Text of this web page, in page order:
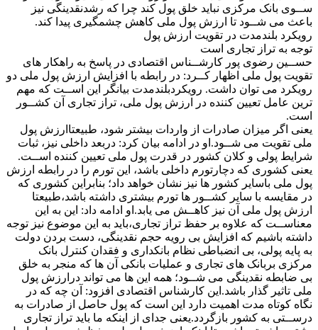
ســوی بانک مرکزی نباید خلق پول کند چرا که رشدنقدینگی نیز
باعث می شــود تا ارزش پول ملی کاهش چشمگیری پیدا کند.
رویکرد بلندمدت در تقویت ارزش پول
توجه به تراز تجاری است
حســین رضوی پور کارشــناس اقتصادی در پاسخ به راهکار های
تقویت پول ملی اظهار کــرد: در رابطه با افزایش ارزش پول ملی دو
رویکرد می توان داشت. رویکردبلندمدت بیانگر این اســت که مهم
ترین عامل تعیین کننده در ارزش پول ملی، تراز تجاری آن کشــور
است.
یعنی اگر میزان صادرات از واردات بیشتر شود، طبیعتاارزش پول
ملی تقویت می شــود.او در ادامه بیان کرد: دربعد داخلی نیز، ثبات
شرایط پولی و کلان کشور در قدرت پول ملی تعیین کننده اســت.
یعنی کشوری که دچارتورم داخلی باشد، این تورم را در رابطه ارزش
پول ملی باسایر کشور ها نیز نشان خواهد داد؛ بنابراین کشوری که
در مقایسه با سایر کشــور ها تورم بیشتری داشته باشد،طبیعتا
ارزش پول ملی آن نیز کاهــش می یابد.او ادامه داد: این به این
معناســت که علاوه بر حفظ تراز تجاری،باید به این موضوع نیز توجه
داشته باشیم که افزایش بی رویه حجم نقدینگی، دست بردن دولت
به پایه پولی، بی انضباطی نظام بانکداری و فقدان کنترل بانک
مرکزی بربانک های تجاری و عملیات بانکی آن ها که منجر به خلق
بی ضابطه نقدینگی می شــود؛ همه این ها می تواند درارزش پول
ملی تاثیر گذار باشد.این کارشناس اقتصادی افزود: آن چه که در
نگاه کوتاه مدت اهمیت دارد این است که پول حاصل از صادرات به
درســتی به کشور بازگردد.یعنی جدای از اینکه ما باید تراز تجاری